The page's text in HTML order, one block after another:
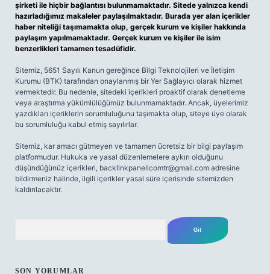
şirketi ile hiçbir bağlantısı bulunmamaktadır. Sitede yalnızca kendi
hazırladığımız makaleler paylaşılmaktadır. Burada yer alan içerikler
haber niteliği taşımamakta olup, gerçek kurum ve kişiler hakkında
paylaşım yapılmamaktadır. Gerçek kurum ve kişiler ile isim
benzerlikleri tamamen tesadüfidir.
Sitemiz, 5651 Sayılı Kanun gereğince Bilgi Teknolojileri ve İletişim
Kurumu (BTK) tarafından onaylanmış bir Yer Sağlayıcı olarak hizmet
vermektedir. Bu nedenle, sitedeki içerikleri proaktif olarak denetleme
veya araştırma yükümlülüğümüz bulunmamaktadır. Ancak, üyelerimiz
yazdıkları içeriklerin sorumluluğunu taşımakta olup, siteye üye olarak
bu sorumluluğu kabul etmiş sayılırlar.
Sitemiz, kar amacı gütmeyen ve tamamen ücretsiz bir bilgi paylaşım
platformudur. Hukuka ve yasal düzenlemelere aykırı olduğunu
düşündüğünüz içerikleri, backlinkpanelicomtr@gmail.com adresine
bildirmeniz halinde, ilgili içerikler yasal süre içerisinde sitemizden
kaldırılacaktır.
SON YORUMLAR